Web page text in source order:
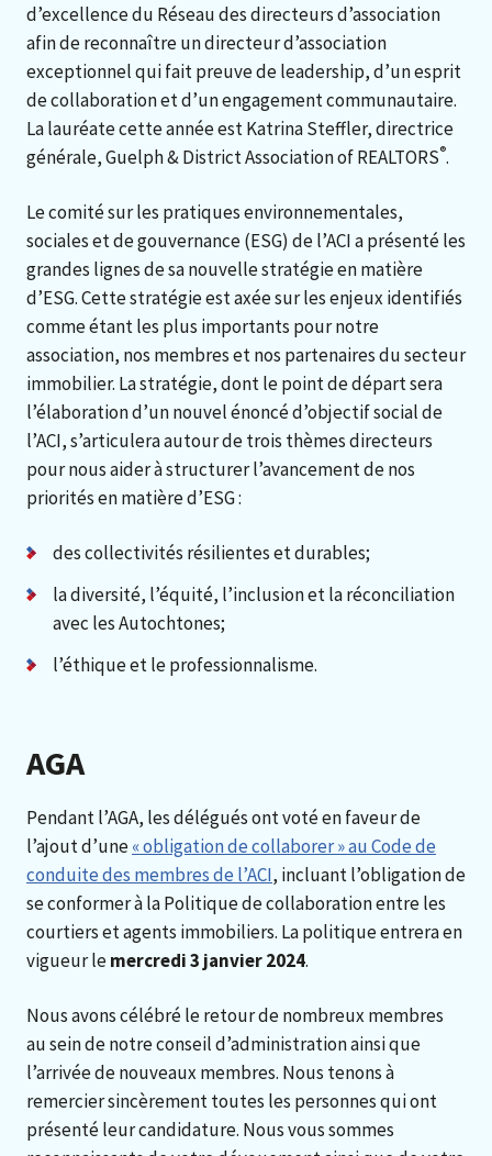
d’excellence du Réseau des directeurs d’association
afin de reconnaître un directeur d’association
exceptionnel qui fait preuve de leadership, d’un esprit
de collaboration et d’un engagement communautaire.
La lauréate cette année est Katrina Steffler, directrice
générale, Guelph & District Association of REALTORS®.
Le comité sur les pratiques environnementales,
sociales et de gouvernance (ESG) de l’ACI a présenté les
grandes lignes de sa nouvelle stratégie en matière
d’ESG. Cette stratégie est axée sur les enjeux identifiés
comme étant les plus importants pour notre
association, nos membres et nos partenaires du secteur
immobilier. La stratégie, dont le point de départ sera
l’élaboration d’un nouvel énoncé d’objectif social de
l’ACI, s’articulera autour de trois thèmes directeurs
pour nous aider à structurer l’avancement de nos
priorités en matière d’ESG :
des collectivités résilientes et durables;
la diversité, l’équité, l’inclusion et la réconciliation
avec les Autochtones;
l’éthique et le professionnalisme.
AGA
Pendant l’AGA, les délégués ont voté en faveur de
l’ajout d’une« obligation de collaborer » au Code de
conduite des membres de l’ACI, incluant l’obligation de
se conformer à la Politique de collaboration entre les
courtiers et agents immobiliers. La politique entrera en
vigueur lemercredi 3 janvier 2024.
Nous avons célébré le retour de nombreux membres
au sein de notre conseil d’administration ainsi que
l’arrivée de nouveaux membres. Nous tenons à
remercier sincèrement toutes les personnes qui ont
présenté leur candidature. Nous vous sommes